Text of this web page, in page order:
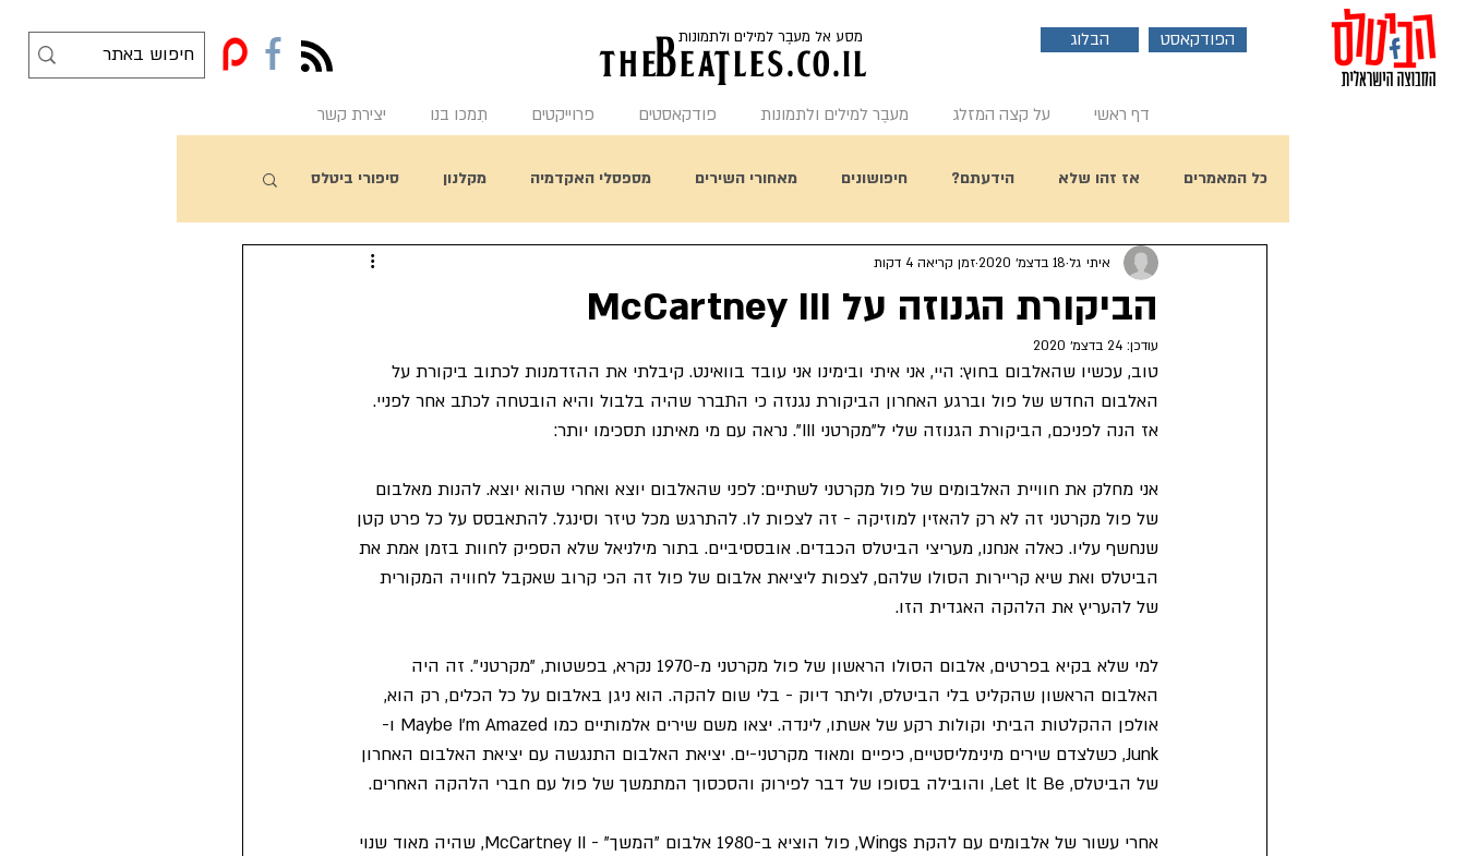
f הבלוג הפודקאסט theBeaTles.co.il
מסע אל מעבֶר למילים ולתמונות
דף ראשי על קצה המזלג מעבֶר למילים ולתמונות פודקאסטים פרוייקטים תִמכו בנו יצירת קשר
כל המאמרים אז זהו שלא הידעתם? חיפושונים מאחורי השירים מספסלי האקדמיה מקלנון סיפורי ביטלס
פוסט אורח ראיון עם ביל הארי תחשבו על זה
יום הולדת 80 לפול מקרטני
הביקורת הגנוזה על McCartney III
איתי גל 18 בדצמ׳ 2020 זמן קריאה 4 דקות
עודכן: 24 בדצמ׳ 2020
טוב, עכשיו שהאלבום בחוץ: היי, אני איתי ובימינו אני עובד בוואינט. קיבלתי את ההזדמנות לכתוב ביקורת על
האלבום החדש של פול וברגע האחרון הביקורת נגנזה כי התברר שהיה בלבול והיא הובטחה לכתב אחר לפניי.
אז הנה לפניכם, הביקורת הגנוזה שלי ל"מקרטני III". נראה עם מי מאיתנו תסכימו יותר:
אני מחלק את חוויית האלבומים של פול מקרטני לשתיים: לפני שהאלבום יוצא ואחרי שהוא יוצא. להנות מאלבום
של פול מקרטני זה לא רק להאזין למוזיקה - זה לצפות לו. להתרגש מכל טיזר וסינגל. להתאבסס על כל פרט קטן
שנחשף עליו. כאלה אנחנו, מעריצי הביטלס הכבדים. אובססיביים. בתור מילניאל שלא הספיק לחוות בזמן אמת את
הביטלס ואת שיא קריירות הסולו שלהם, לצפות ליציאת אלבום של פול זה הכי קרוב שאקבל לחוויה המקורית
של להעריץ את הלהקה האגדית הזו.
למי שלא בקיא בפרטים, אלבום הסולו הראשון של פול מקרטני מ-1970 נקרא, בפשטות, "מקרטני". זה היה
האלבום הראשון שהקליט בלי הביטלס, וליתר דיוק - בלי שום להקה. הוא ניגן באלבום על כל הכלים, רק הוא,
אולפן ההקלטות הביתי וקולות רקע של אשתו, לינדה. יצאו משם שירים אלמותיים כמו Maybe I'm Amazed ו-
Junk, כשלצדם שירים מינימליסטיים, כיפיים ומאוד מקרטני-ים. יציאת האלבום התנגשה עם יציאת האלבום האחרון
של הביטלס, Let It Be, והובילה בסופו של דבר לפירוק והסכסוך המתמשך של פול עם חברי הלהקה האחרים.
אחרי עשור של אלבומים עם להקת Wings, פול הוציא ב-1980 אלבום "המשך" - McCartney II, שהיה מאוד שנוי